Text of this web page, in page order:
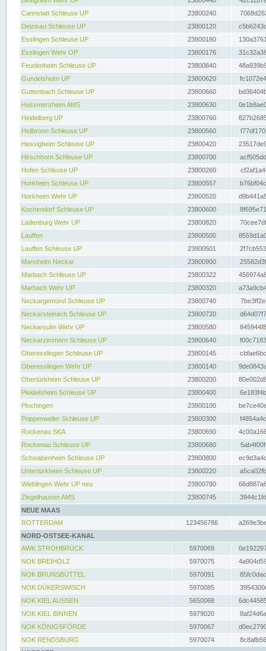
Cannstatt Schleuse UP
23800240
Deizisau Schleuse UP
23800120
Esslingen Schleuse UP
23800180
Esslingen Wehr OP
23800176
Feudenheim Schleuse UP
23800840
Gundelsheim UP
23800620
Guttenbach Schleuse UP
23800660
Hassmersheim AMS
23800630
Heidelberg UP
23800760
Heilbronn Schleuse UP
23800560
Hessigheim Schleuse UP
23800420
Hirschhorn Schleuse UP
23800700
Hofen Schleuse UP
23800260
Horkheim Schleuse UP
23800557
Horkheim Wehr UP
23800520
Kochendorf Schleuse UP
23800600
Ladenburg Wehr UP
23800820
Lauffen
23800500
Lauffen Schleuse UP
23800501
Mannheim Neckar
23800900
Marbach Schleuse UP
23800322
Marbach Wehr UP
23800320
Neckargemünd Schleuse UP
23800740
Neckarsteinach Schleuse UP
23800720
Neckarsulm Wehr UP
23800580
Neckarzimmern Schleuse UP
23800640
Oberesslingen Schleuse UP
23800145
Oberesslingen Wehr UP
23800140
Obertürkheim Schleuse UP
23800200
Pleidelsheim Schleuse UP
23800400
Plochingen
23800100
Poppenweiler Schleuse UP
23800300
Rockenau SKA
23800690
Rockenau Schleuse UP
23800680
Schwabenheim Schleuse UP
23800800
Untertürkheim Schleuse UP
23800220
Wieblingen Wehr UP neu
23800780
Ziegelhausen AMS
23800745
NEUE MAAS
ROTTERDAM
123456786
NORD-OSTSEE-KANAL
AWK STROHBRÜCK
5970069
NOK BREIHOLZ
5970075
NOK BRUNSBÜTTEL
5970091
NOK DÜKERSWISCH
5970085
NOK KIEL AUSSEN
5650068
NOK KIEL BINNEN
5979020
NOK KÖNIGSFÖRDE
5970067
NOK RENDSBURG
5970074